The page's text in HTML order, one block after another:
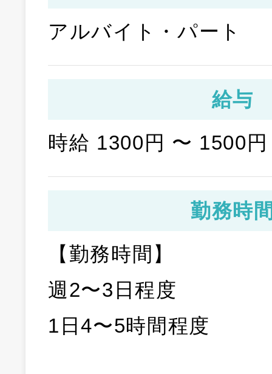
アルバイト・パート
給与
時給 1300円 〜 1500円
勤務時
【勤務時間】
週2〜3日程度
1日4〜5時間程度